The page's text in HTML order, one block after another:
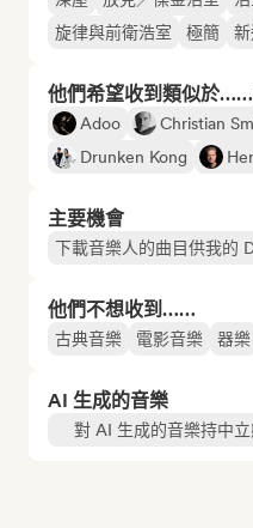
旋律與前衛浩室
極簡
他們希望收到類似於
Adoo Christian
Drunken Kong
主要機會
下載音樂人的曲目供我的
他們不想收到……
古典音樂 電影音樂 器樂
AI 生成的音樂
對 AI 生成的音樂持中